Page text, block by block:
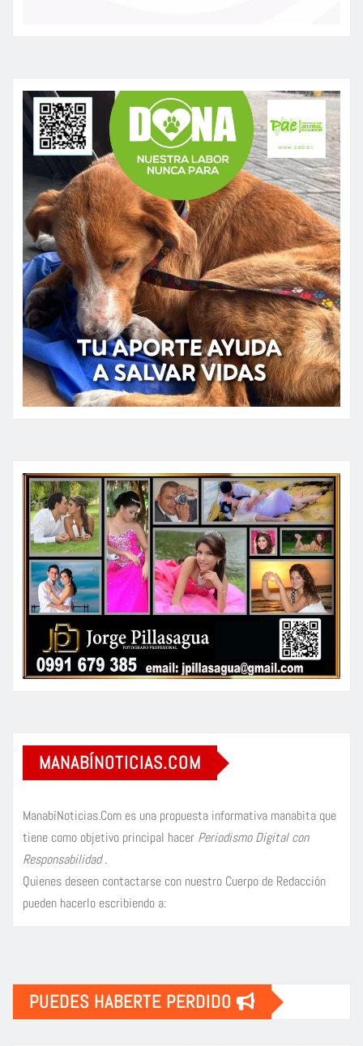
MANABÍNOTICIAS.COM
ManabíNoticias.Com es una propuesta informativa manabita que
tiene como objetivo principal hacer Periodismo Digital con
Responsabilidad.
Quienes deseen contactarse con nuestro Cuerpo de Redacción
pueden hacerlo escribiendo a:
PUEDES HABERTE PERDIDO